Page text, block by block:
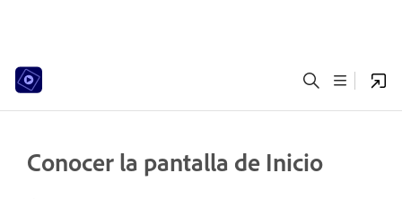
Conocer la pantalla de Inicio